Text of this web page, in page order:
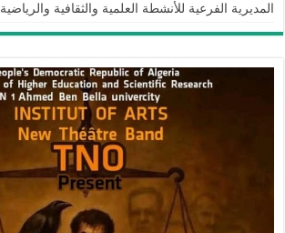
المديرية الفرعية للأنشطة العلمية والثقافية والرياضية